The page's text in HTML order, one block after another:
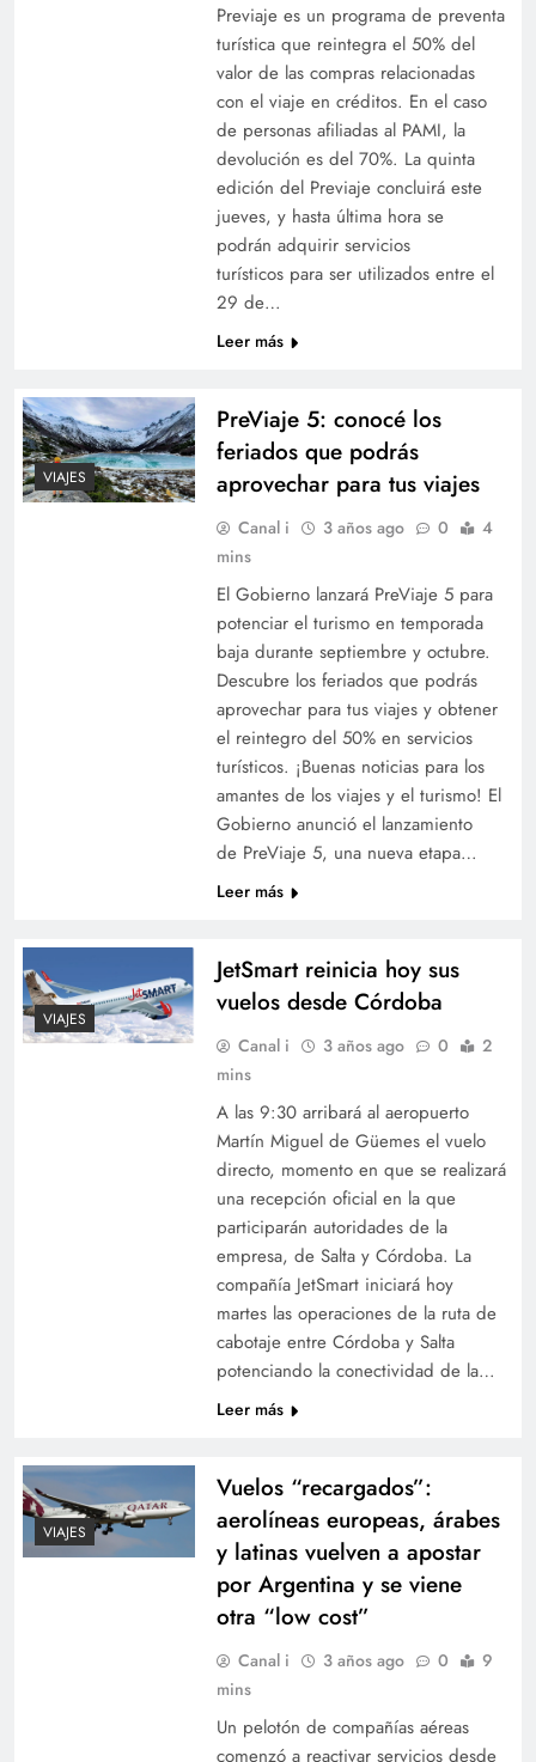
Previaje es un programa de preventa
turística que reintegra el 50% del
valor de las compras relacionadas
con el viaje en créditos. En el caso
de personas afiliadas al PAMI, la
devolución es del 70%. La quinta
edición del Previaje concluirá este
jueves, y hasta última hora se
podrán adquirir servicios
turísticos para ser utilizados entre el
29 de…
Leer más
VIAJES
PreViaje 5: conocé los
feriados que podrás
aprovechar para tus viajes
Canal i 3 años ago 0
4
mins
El Gobierno lanzará PreViaje 5 para
potenciar el turismo en temporada
baja durante septiembre y octubre.
Descubre los feriados que podrás
aprovechar para tus viajes y obtener
el reintegro del 50% en servicios
turísticos. ¡Buenas noticias para los
amantes de los viajes y el turismo! El
Gobierno anunció el lanzamiento
de PreViaje 5, una nueva etapa…
Leer más
VIAJES
JetSmart reinicia hoy sus
vuelos desde Córdoba
Canal i 3 años ago 0
2
mins
A las 9:30 arribará al aeropuerto
Martín Miguel de Güemes el vuelo
directo, momento en que se realizará
una recepción oficial en la que
participarán autoridades de la
empresa, de Salta y Córdoba. La
compañía JetSmart iniciará hoy
martes las operaciones de la ruta de
cabotaje entre Córdoba y Salta
potenciando la conectividad de la…
Leer más
VIAJES
Vuelos “recargados”:
aerolíneas europeas, árabes
y latinas vuelven a apostar
por Argentina y se viene
otra “low cost”
Canal i 3 años ago 0
9
mins
Un pelotón de compañías aéreas
comenzó a reactivar servicios desde